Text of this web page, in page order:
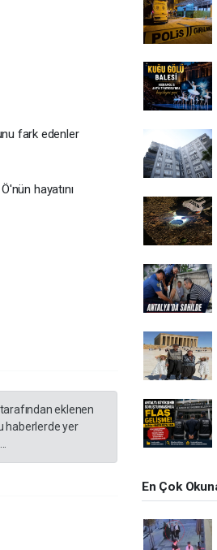
fark edenler
hayatını
eklenen
haberlerde yer
En Çok